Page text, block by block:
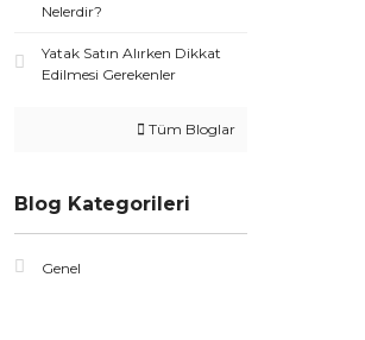
Nelerdir?
Yatak Satın Alırken Dikkat
Edilmesi Gerekenler
Tüm Bloglar
Blog Kategorileri
Genel